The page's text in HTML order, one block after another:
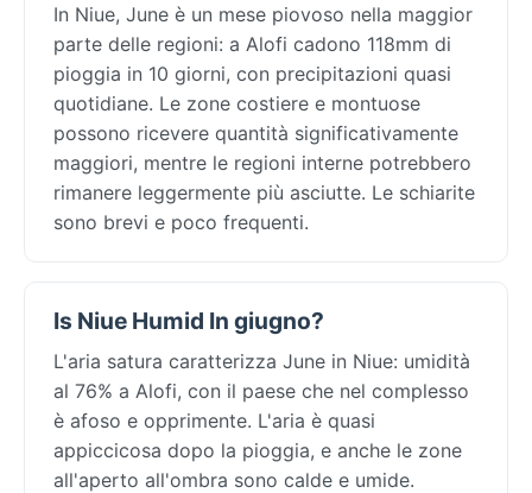
In Niue, June è un mese piovoso nella maggior
parte delle regioni: a Alofi cadono 118mm di
pioggia in 10 giorni, con precipitazioni quasi
quotidiane. Le zone costiere e montuose
possono ricevere quantità significativamente
maggiori, mentre le regioni interne potrebbero
rimanere leggermente più asciutte. Le schiarite
sono brevi e poco frequenti.
Is Niue Humid In giugno?
L'aria satura caratterizza June in Niue: umidità
al 76% a Alofi, con il paese che nel complesso
è afoso e opprimente. L'aria è quasi
appiccicosa dopo la pioggia, e anche le zone
all'aperto all'ombra sono calde e umide.